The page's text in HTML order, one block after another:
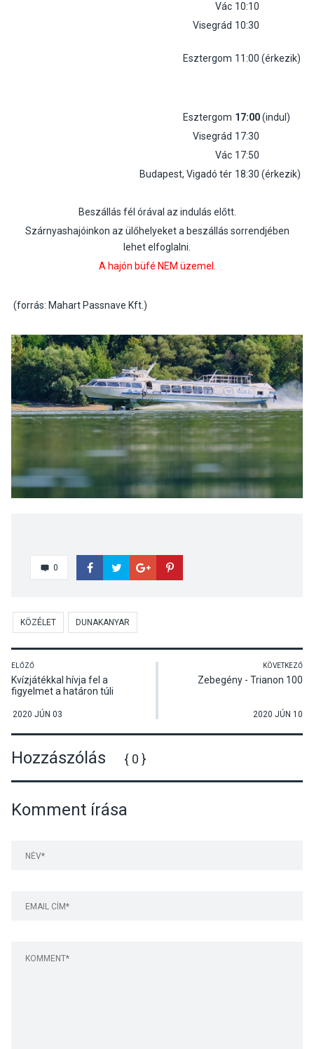
Vác 10:10
Visegrád 10:30
Esztergom 11:00 (érkezik)
Esztergom 17:00(indul)
Visegrád 17:30
Vác 17:50
Budapest, Vigadó tér 18:30 (érkezik)
Beszállás fél órával az indulás előtt.
Szárnyashajóinkon az ülőhelyeket a beszállás sorrendjében
lehet elfoglalni.
A hajón büfé NEM üzemel.
(forrás: Mahart Passnave Kft.)
0
KÖZÉLET DUNAKANYAR
ELŐZŐ
Kvízjátékkal hívja fel a
figyelmet a határon túli
Király Művelődési Ház
2020 JÚN 03
KÖVETKEZŐ
Zebegény - Trianon 100
2020 JÚN 10
Hozzászólás { 0 }
Komment írása